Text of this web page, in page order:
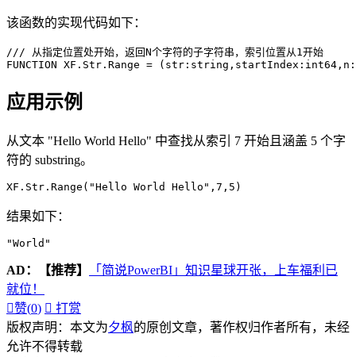
该函数的实现代码如下：
/// 从指定位置处开始，返回N个字符的子字符串，索引位置从1开始
FUNCTION XF.Str.Range =
应用示例
从文本 "Hello World Hello" 中查找从索引 7 开始且涵盖 5 个字
符的 substring。
XF.Str.Range("Hello World Hello",7,5)
结果如下：
"World"
AD： 【推荐】
「简说PowerBI」知识星球开张，上车福利已
就位！
赞(0)  打赏
版权声明：本文为夕枫的原创文章，著作权归作者所有，未经
允许不得转载